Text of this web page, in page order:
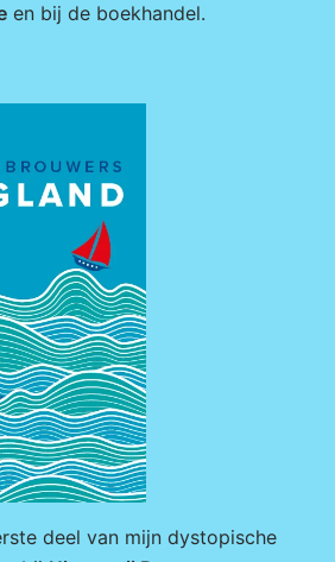
en bij de boekhandel.
deel van mijn dystopische